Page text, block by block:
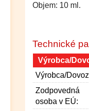
Objem: 10 ml.
Technické
Výrobca/
Výrobca/
Zodpovedná
osoba v EÚ: